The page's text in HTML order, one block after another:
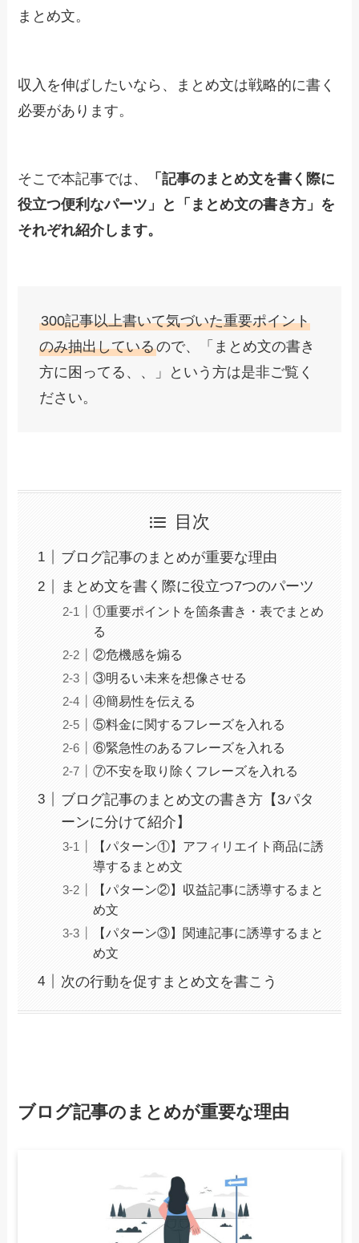
まとめ文。
収入を伸ばしたいなら、まとめ文は戦略的に書く
必要があります。
そこで本記事では、
「記事のまとめ文を書く際に
役立つ便利なパーツ」と「まとめ文の書き方」を
それぞれ紹介します。
300記事以上書いて気づいた重要ポイント
のみ抽出しているので、「まとめ文の書き
方に困ってる、、」という方は是非ご覧く
ださい。
目次
ブログ記事のまとめが重要な理由
まとめ文を書く際に役立つ7つのパーツ
①重要ポイントを箇条書き・表でまとめ
る
②危機感を煽る
③明るい未来を想像させる
④簡易性を伝える
⑤料金に関するフレーズを入れる
⑥緊急性のあるフレーズを入れる
⑦不安を取り除くフレーズを入れる
ブログ記事のまとめ文の書き方【3パタ
ーンに分けて紹介】
【パターン①】アフィリエイト商品に誘
導するまとめ文
【パターン②】収益記事に誘導するまと
め文
【パターン③】関連記事に誘導するまと
め文
次の行動を促すまとめ文を書こう
ブログ記事のまとめが重要な理由